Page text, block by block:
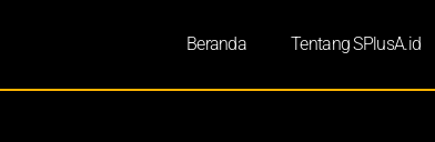
Beranda Tentang SPlusA.id